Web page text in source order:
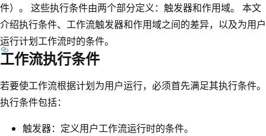
件）。 这些执行条件由两个部分定义：触发器和作用域。 本文
介绍执行条件、工作流触发器和作用域之间的差异，以及为用户
运行计划工作流时的条件。
工作流执行条件
若要使工作流根据计划为用户运行，必须首先满足其执行条件。
执行条件包括：
触发器：定义用户工作流运行时的条件。